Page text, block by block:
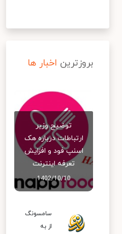
بروزترین اخبار ها
توضیح وزیر
ارتباطات درباره هک
اسنپ‌ فود و افزایش
تعرفه اینترنت
1402/10/10
سامسونگ
از به